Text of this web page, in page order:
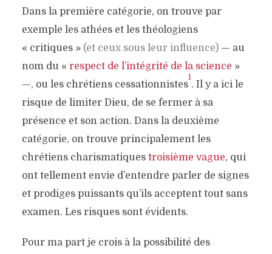
Dans la première catégorie, on trouve par
exemple les athées et les théologiens
« critiques » (et ceux sous leur influence)— au
nom du « respect de l’intégrité de la science »
—, ou les chrétiens cessationnistes
1
. Il y a ici le
risque de limiter Dieu, de se fermer à sa
présence et son action. Dans la deuxième
catégorie, on trouve principalement les
chrétiens charismatiques troisième vague, qui
ont tellement envie d’entendre parler de signes
et prodiges puissants qu’ils acceptent tout sans
examen. Les risques sont évidents.
Pour ma part je crois à la possibilité des